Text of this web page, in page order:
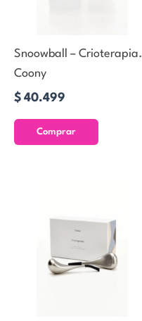
Snoowball – Crioterapia.
Coony
$ 40.499
Comprar